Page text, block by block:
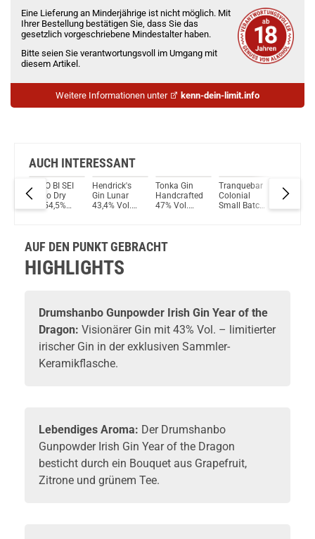
Du willst Kröten sparen?
Schau mal hier!
Asvape Touch Pod System 1,5ml 500mAh Kit Rose-Gold
Eine Lieferung an Minderjährige ist nicht möglich. Mit
Ihrer Bestellung bestätigen Sie, dass Sie das
gesetzlich vorgeschriebene Mindestalter haben.
Bitte seien Sie verantwortungsvoll im Umgang mit
diesem Artikel.
Weitere Informationen unter kenn-dein-limit.info
AUCH INTERESSANT
KI NO BI SEI
Kyoto Dry
Gin 54,5%
Hendrick's
Gin Lunar
43,4% Vol.
Tonka Gin
Handcrafted
47% Vol.
Tranquebar
Colonial
Small Batch
BrewDog
AUF DEN PUNKT GEBRACHT
HIGHLIGHTS
Drumshanbo Gunpowder Irish Gin Year of the
Dragon: Visionärer Gin mit 43% Vol. – limitierter
irischer Gin in der exklusiven Sammler-
Keramikflasche.
Lebendiges Aroma: Der Drumshanbo
Gunpowder Irish Gin Year of the Dragon
besticht durch ein Bouquet aus Grapefruit,
Zitrone und grünem Tee.